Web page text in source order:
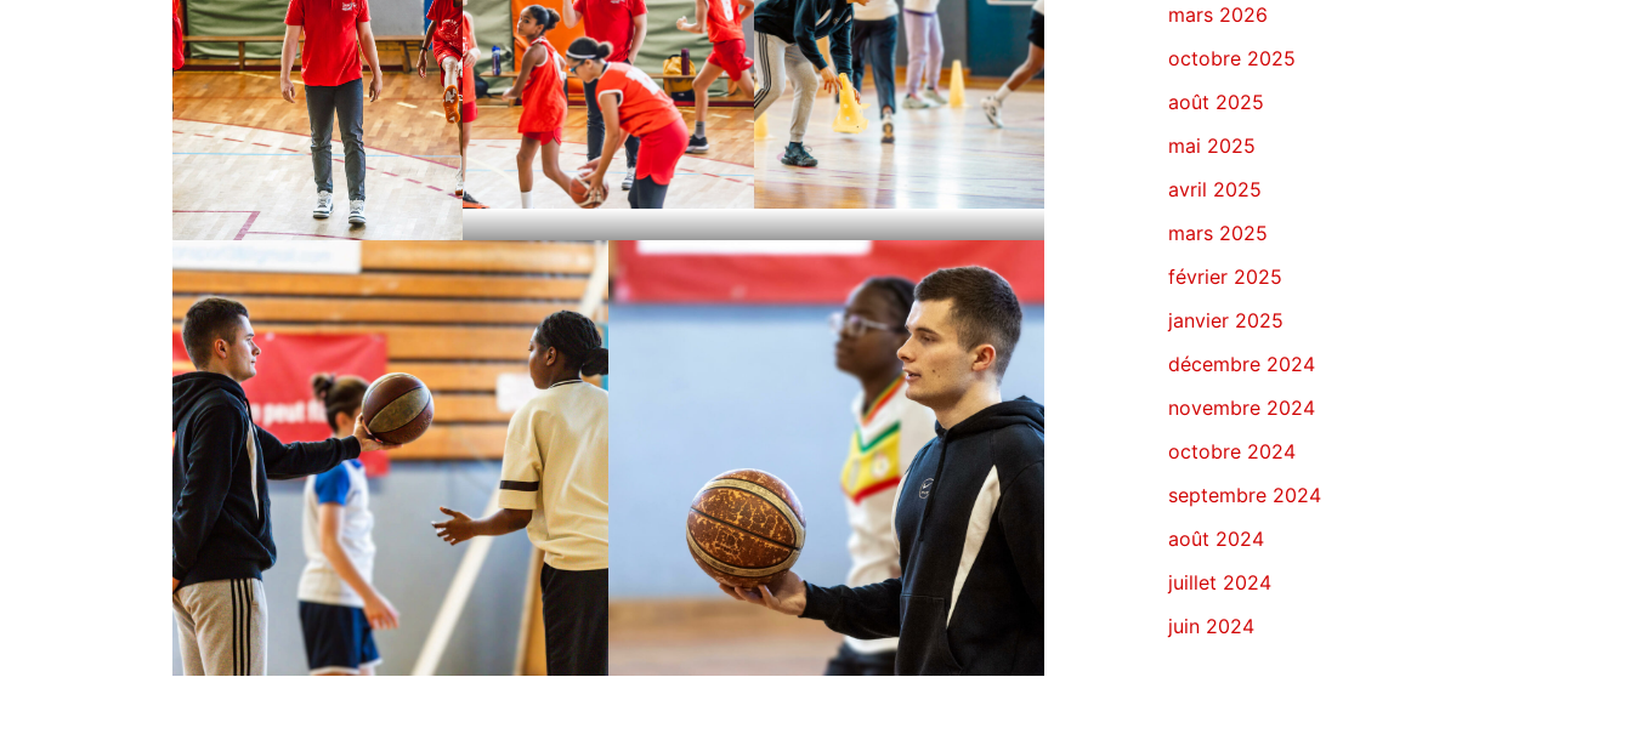
mars 2026
octobre 2025
août 2025
mai 2025
avril 2025
mars 2025
février 2025
janvier 2025
décembre 2024
novembre 2024
octobre 2024
septembre 2024
août 2024
juillet 2024
juin 2024